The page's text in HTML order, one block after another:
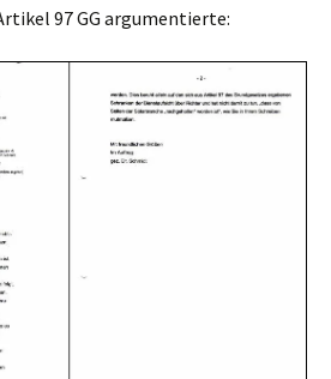
97 GG argumentierte: